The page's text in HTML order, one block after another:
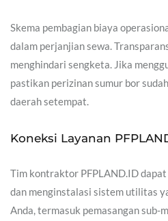
Skema pembagian biaya
dalam perjanjian sewa.
menghindari sengketa. Jika
pastikan perizinan sumur bor
daerah setempat.
Koneksi Layanan
Tim kontraktor PFPLAND.ID
dan menginstalasi sistem utilitas
Anda, termasuk pemasangan sub-